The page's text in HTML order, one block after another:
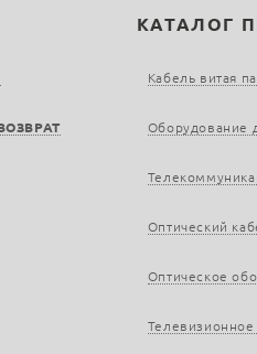
КАТАЛОГ
Кабель витая
Оборудование
Оптический
Оптическое